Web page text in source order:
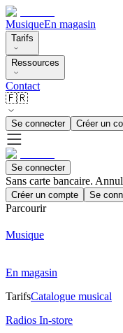
MusiqueEn magasin
Tarifs
Ressources
Contact
🇫🇷
Se connecter Créer un
Se connecter
Sans carte bancaire.
Créer un compte Se
Parcourir
Musique
En magasin
TarifsCatalogue musical
Radios In-store